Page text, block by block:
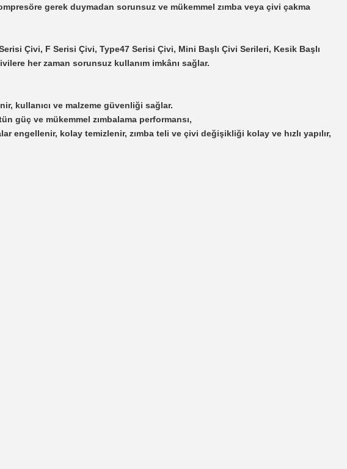
gerek duymadan sorunsuz ve mükemmel zımba veya çivi çakma
Çivi, F Serisi Çivi, Type47 Serisi Çivi, Mini Başlı Çivi Serileri, Kesik Başlı
her zaman sorunsuz kullanım imkânı sağlar.
kullanıcı ve malzeme güvenliği sağlar.
güç ve mükemmel zımbalama performansı,
engellenir, kolay temizlenir, zımba teli ve çivi değişikliği kolay ve hızlı yapılır,